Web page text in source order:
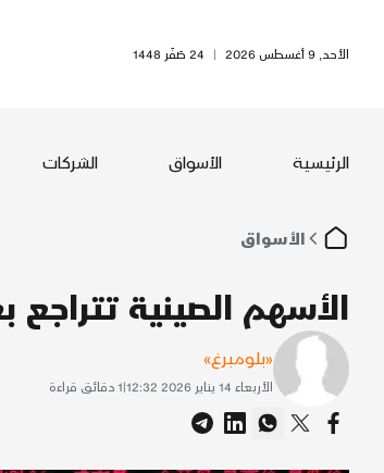
الأحد, 9 أغسطس 2026 | 24 صَفَر 1448
الرئيسية الأسواق الشركات
الأسواق
الأسهم الصينية
«بلومبرغ»
الأربعاء 14 يناير 2026 12:32 |
1 دقائق قراءة